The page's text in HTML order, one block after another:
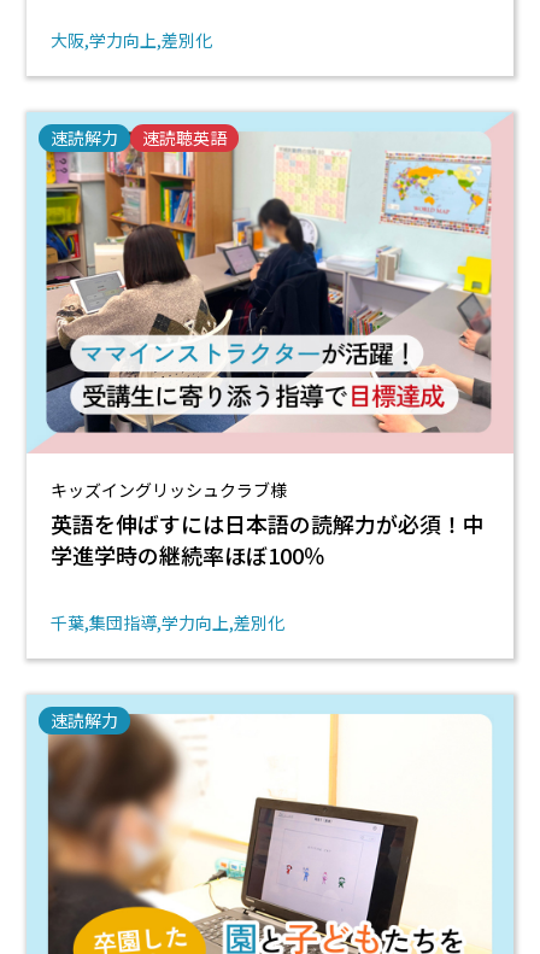
大阪 学力向上 差別化
速読解力 速読聴英語
キッズイングリッシュクラブ様
英語を伸ばすには日本語の読解力が必須！中
学進学時の継続率ほぼ100％
千葉 集団指導 学力向上 差別化
速読解力